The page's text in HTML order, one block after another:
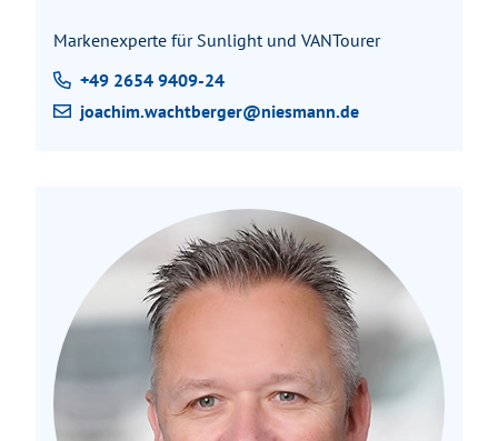
Markenexperte für Sunlight und VANTourer
+49 2654 9409-24
joachim.wachtberger@niesmann.de